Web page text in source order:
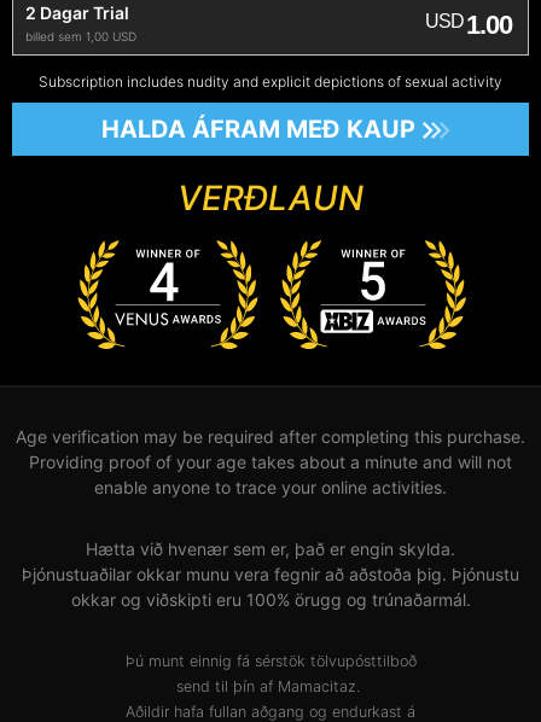
2 Dagar Trial
billed sem 1,00 USD
USD1.00
Subscription includes nudity and explicit depictions of sexual activity
HALDA ÁFRAM MEÐ KAUP
VERÐLAUN
Age verification may be required after completing this purchase.
Providing proof of your age takes about a minute and will not
enable anyone to trace your online activities.
Hætta við hvenær sem er, það er engin skylda.
Þjónustuaðilar okkar munu vera fegnir að aðstoða þig. Þjónustu
okkar og viðskipti eru 100% örugg og trúnaðarmál.
Þú munt einnig fá sérstök tölvupósttilboð
send til þín af Mamacitaz.
Aðildir hafa fullan aðgang og endurkast á